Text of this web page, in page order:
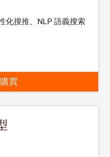
化搜推、NLP 語義搜索
買